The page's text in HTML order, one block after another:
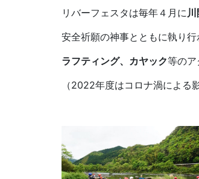
リバーフェスタは毎年４月に
安全祈願の神事とともに執り行
ラフティング、カヤック等のア
（2022年度はコロナ渦による